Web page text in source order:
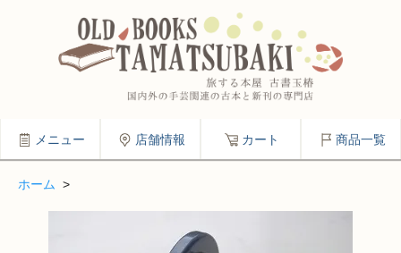
メニュー 店舗情報 カート 商品一覧
ホーム >